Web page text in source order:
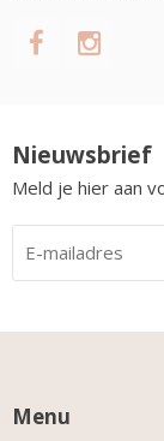
Nieuwsbrief
Meld je hier aan
Menu